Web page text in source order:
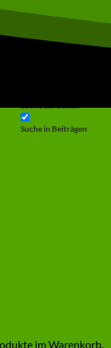
Suche auf Seiten
Suche in Beiträgen
im Warenkorb.